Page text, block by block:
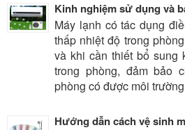
Kinh nghiệm sử dụng và
Máy lạnh có tác dụng
thấp nhiệt độ trong
và khi cần thiết bổ sung
trong phòng, đảm bảo
phòng có được môi
Hướng dẫn cách vệ sinh